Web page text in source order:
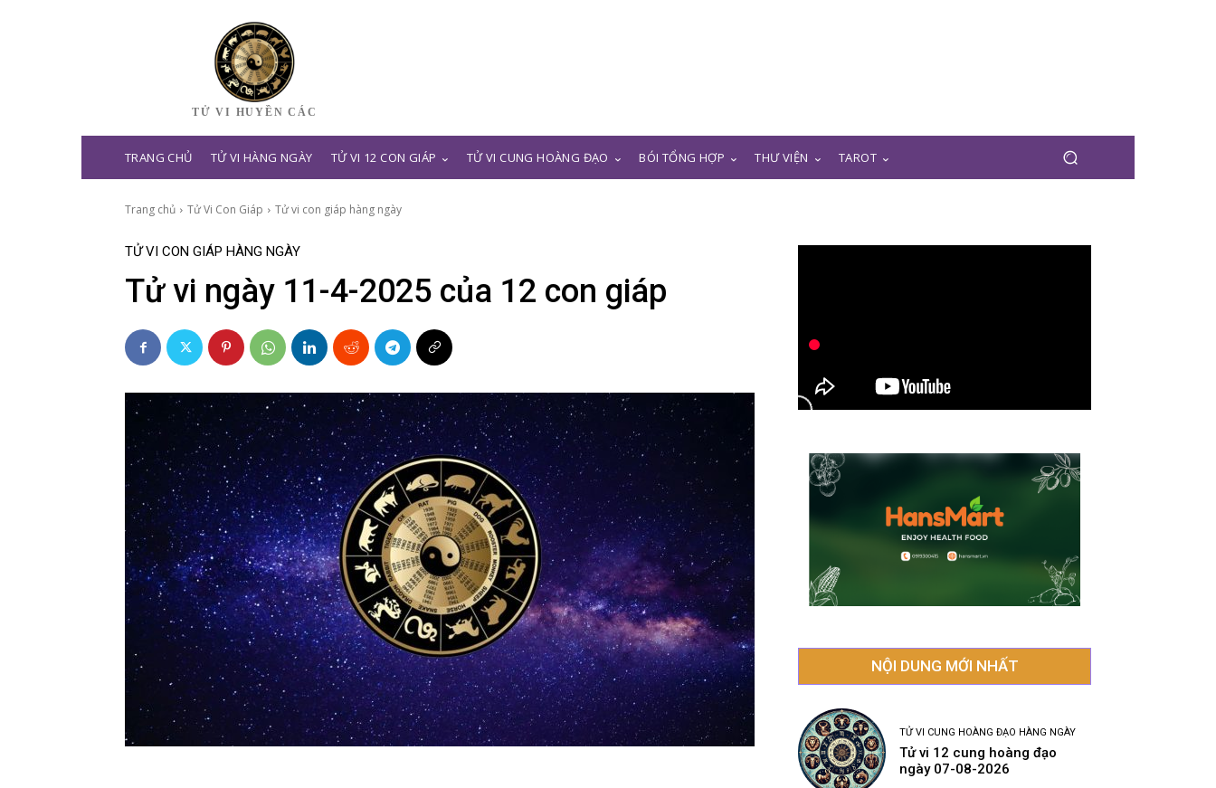
TỬ VI HUYỀN CÁC
TRANG CHỦ TỬ VI HÀNG NGÀY TỬ VI 12 CON GIÁP TỬ VI CUNG HOÀNG ĐẠO BÓI TỔNG HỢP THƯ VIỆN TAROT
Trang chủ Tử Vi Con Giáp Tử vi con giáp hàng ngày
TỬ VI CON GIÁP HÀNG NGÀY
Tử vi ngày 11-4-2025 của 12 con giáp
NỘI DUNG MỚI NHẤT
TỬ VI CUNG HOÀNG ĐẠO HÀNG NGÀY
Tử vi 12 cung hoàng đạo
ngày 07-08-2026